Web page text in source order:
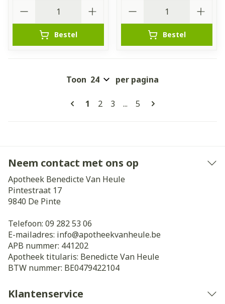
Bestel Bestel
Pagina's
U lees momenteel pagina
1 Pagina
2 Pagina
3 ... Pagina
5
Toon per pagina
Neem contact met ons op
Apotheek Benedicte Van Heule
Pintestraat 17
9840 De Pinte
Telefoon: 09 282 53 06
E-mailadres: info@apotheekvanheule.be
APB nummer: 441202
Apotheek titularis: Benedicte Van Heule
BTW nummer: BE0479422104
Klantenservice